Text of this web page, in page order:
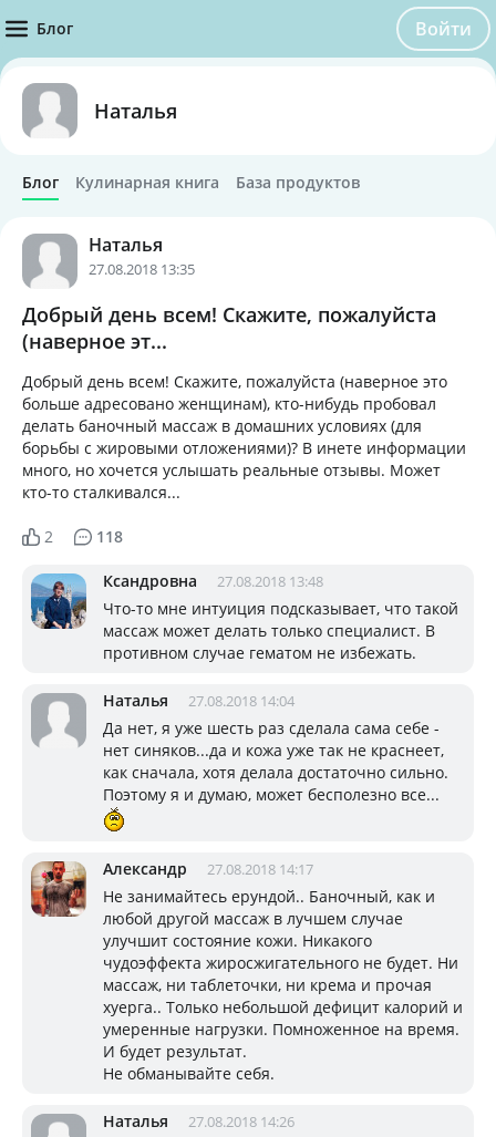
Блог Войти
Наталья
Блог Кулинарная книга База продуктов
Наталья
27.08.2018 13:35
Добрый день всем! Скажите, пожалуйста
(наверное эт...
Добрый день всем! Скажите, пожалуйста (наверное это
больше адресовано женщинам), кто-нибудь пробовал
делать баночный массаж в домашних условиях (для
борьбы с жировыми отложениями)? В инете информации
много, но хочется услышать реальные отзывы. Может
кто-то сталкивался...
2 118
Ксандровна 27.08.2018 13:48
Что-то мне интуиция подсказывает, что такой
массаж может делать только специалист. В
противном случае гематом не избежать.
Наталья 27.08.2018 14:04
Да нет, я уже шесть раз сделала сама себе -
нет синяков...да и кожа уже так не краснеет,
как сначала, хотя делала достаточно сильно.
Поэтому я и думаю, может бесполезно все...
Александр 27.08.2018 14:17
Не занимайтесь ерундой.. Баночный, как и
любой другой массаж в лучшем случае
улучшит состояние кожи. Никакого
чудоэффекта жиросжигательного не будет. Ни
массаж, ни таблеточки, ни крема и прочая
хуерга.. Только небольшой дефицит калорий и
умеренные нагрузки. Помноженное на время.
И будет результат.
Не обманывайте себя.
Наталья 27.08.2018 14:26